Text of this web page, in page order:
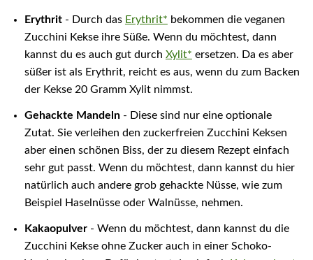
Erythrit- Durch das Erythrit* bekommen die veganen
Zucchini Kekse ihre Süße. Wenn du möchtest, dann
kannst du es auch gut durch Xylit* ersetzen. Da es aber
süßer ist als Erythrit, reicht es aus, wenn du zum Backen
der Kekse 20 Gramm Xylit nimmst.
Gehackte Mandeln- Diese sind nur eine optionale
Zutat. Sie verleihen den zuckerfreien Zucchini Keksen
aber einen schönen Biss, der zu diesem Rezept einfach
sehr gut passt. Wenn du möchtest, dann kannst du hier
natürlich auch andere grob gehackte Nüsse, wie zum
Beispiel Haselnüsse oder Walnüsse, nehmen.
Kakaopulver- Wenn du möchtest, dann kannst du die
Zucchini Kekse ohne Zucker auch in einer Schoko-